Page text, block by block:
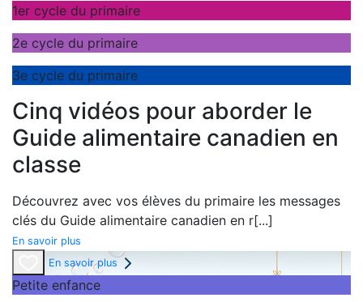
1er cycle du primaire
2e cycle du primaire
3e cycle du primaire
Cinq vidéos pour aborder le
Guide alimentaire canadien en
classe
Découvrez avec vos élèves du primaire les messages
clés du Guide alimentaire canadien en r[...]
En savoir plus
En savoir plus
Petite enfance